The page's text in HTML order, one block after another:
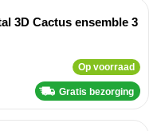
3D Cactus ensemble 3
Op voorraad
Gratis bezorging